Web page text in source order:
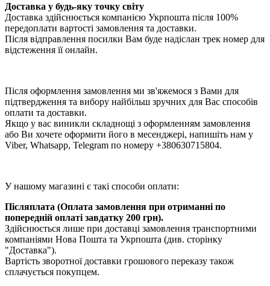
Доставка у будь-яку точку світу
Доставка здійснюється компанією Укрпошта після 100%
передоплати вартості замовлення та доставки.
Після відправлення посилки Вам буде надіслан трек номер для
відстеження її онлайн.
Після оформлення замовлення ми зв'яжемося з Вами для
підтвердження та вибору найбільш зручних для Вас способів
оплати та доставки.
Якщо у вас виникли складнощі з оформленням замовлення
або Ви хочете оформити його в месенджері, напишіть нам у
Viber, Whatsapp, Telegram по номеру +380630715804.
У нашому магазині є такі способи оплати:
Післяплата (Оплата замовлення при отриманні по
попередній оплаті завдатку 200 грн).
Здійснюється лише при доставці замовлення транспортними
компаніями Нова Пошта та Укрпошта (див. сторінку
"Доставка").
Вартість зворотної доставки грошового переказу також
сплачується покупцем.